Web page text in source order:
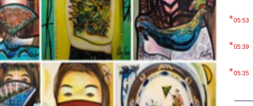
.05:53
.05:39
.05:35